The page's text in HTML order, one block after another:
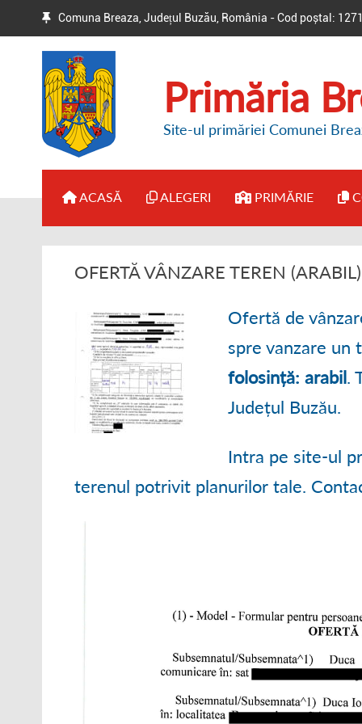
Comuna Breaza, Județul Buzău, România - Cod poștal:
Primăria
Site-ul primăriei Comunei
ACASĂ ALEGERI
● BIROUL ELECTORAL DE
CIRCUMSCRIPȚIE
● HOTĂRÂRI / ANUNȚURI
● ALTE INFORMAȚII
PRIMĂRIE
●
● DISPOZIȚII
● REGULAMENT
● ORGANIGRAMĂ
● STRATEGII DE
● RAPOARTE ȘI
OFERTĂ VÂNZARE TEREN (ARABIL)
Ofertă de
spre vanzare un
folosință: arabil.
Județul Buzău.
Intra pe site-ul
terenul potrivit planurilor tale.